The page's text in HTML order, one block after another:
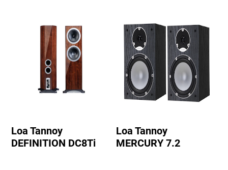
Loa Tannoy
DEFINITION DC8Ti
Loa Tannoy
MERCURY 7.2